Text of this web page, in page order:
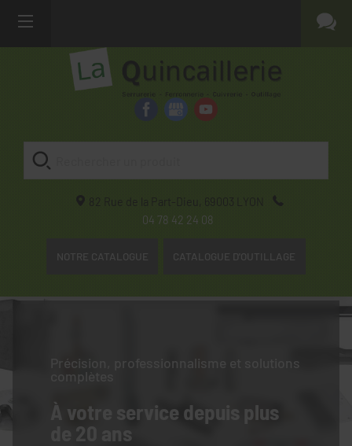
82 Rue de la Part-Dieu, 69003
LYON
04 78 42 24 08
NOTRE CATALOGUE CATALOGUE D'OUTILLAGE
Précision, professionnalisme et solutions
complètes
À votre service depuis plus
de 20 ans